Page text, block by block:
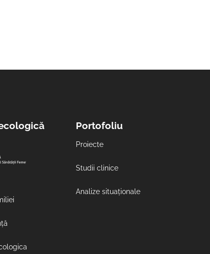
Portofoliu
Proiecte
Studii clinice
Analize situaționale